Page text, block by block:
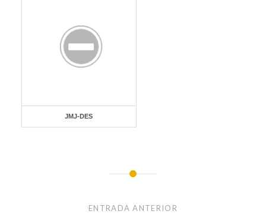
JMJ-DES
ENTRADA ANTERIOR